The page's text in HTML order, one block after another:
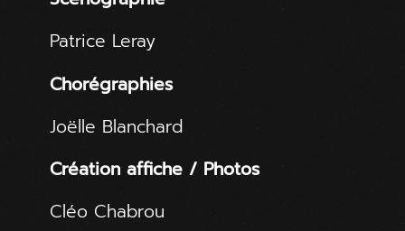
Patrice Leray
Chorégraphies
Joëlle Blanchard
Création affiche / Photos
Cléo Chabrou